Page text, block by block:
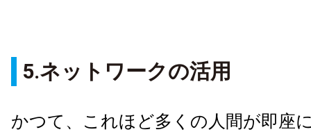
5.ネットワークの活用
かつて、これほど多くの人間が即座